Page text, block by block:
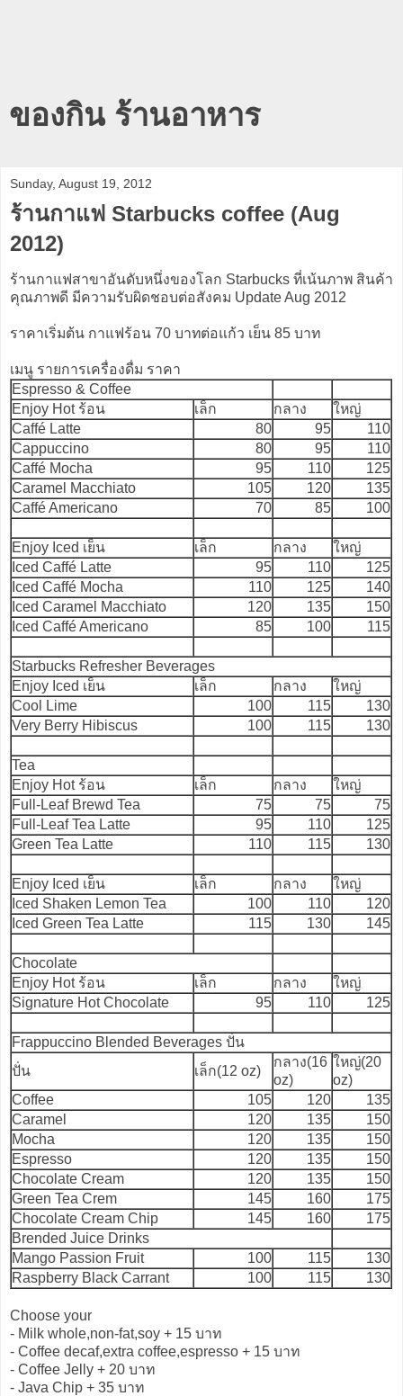
ของกิน ร้านอาหาร
Sunday, August 19, 2012
ร้านกาแฟ Starbucks coffee (Aug
2012)
ร้านกาแฟสาขาอันดับหนึ่งของโลก Starbucks ที่เน้นภาพ สินค้า
คุณภาพดี มีความรับผิดชอบต่อสังคม Update Aug 2012
ราคาเริ่มต้น กาแฟร้อน 70 บาทต่อแก้ว เย็น 85 บาท
เมนู รายการเครื่องดื่ม ราคา
Espresso & Coffee
Enjoy Hot ร้อน
เล็ก กลาง
ใหญ่
Caffé Latte
80 95
110
Cappuccino
80 95
110
Caffé Mocha
95 110
125
Caramel Macchiato
105 120
135
Caffé Americano
70 85 100
Enjoy Iced เย็น เล็ก กลาง
ใหญ่
Iced Caffé Latte
95 110
125
Iced Caffé Mocha
110 125
140
Iced Caramel Macchiato
120 135
150
Iced Caffé Americano
85 100 115
Starbucks Refresher Beverages
Enjoy Iced เย็น
เล็ก กลาง
ใหญ่
Cool Lime
100 115
130
Very Berry Hibiscus
100 115 130
Tea
Enjoy Hot ร้อน
เล็ก กลาง
ใหญ่
Full-Leaf Brewd Tea
75 75
75
Full-Leaf Tea Latte
95 110
125
Green Tea Latte
110 115 130
Enjoy Iced เย็น เล็ก กลาง
ใหญ่
Iced Shaken Lemon Tea
100 110
120
Iced Green Tea Latte
115 130 145
Chocolate
Enjoy Hot ร้อน
เล็ก กลาง
ใหญ่
Signature Hot Chocolate
95 110 125
Frappuccino Blended Beverages ปั่น
ปั่น
เล็ก(12 oz)
กลาง(16
oz)
ใหญ่(20
oz)
Coffee
105 120
135
Caramel
120 135
150
Mocha
120 135
150
Espresso
120 135
150
Chocolate Cream
120 135
150
Green Tea Crem
145 160
175
Chocolate Cream Chip
145 160
175
Brended Juice Drinks
Mango Passion Fruit
100 115
130
Raspberry Black Carrant
100 115 130
Choose your
- Milk whole,non-fat,soy + 15 บาท
- Coffee decaf,extra coffee,espresso + 15 บาท
- Coffee Jelly + 20 บาท
- Java Chip + 35 บาท